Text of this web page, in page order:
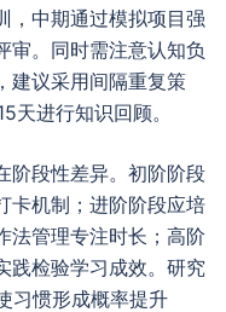
，中期通过模拟项目强
审。同时需注意认知负
建议采用间隔重复策
天进行知识回顾。
阶段性差异。初阶阶段
卡机制；进阶阶段应培
法管理专注时长；高阶
践检验学习成效。研究
习惯形成概率提升